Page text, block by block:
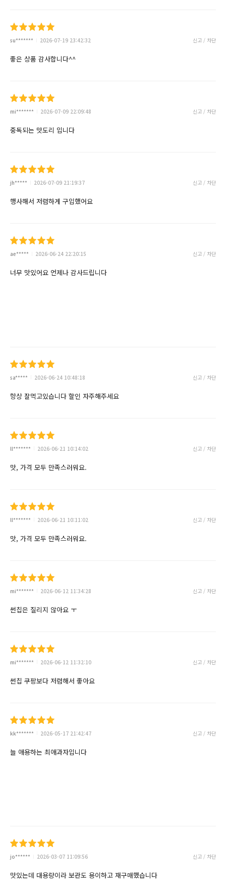
su******* 2026-07-19 23:42:32 신고 / 차단
좋은 상품 감사합니다^^
mi******* 2026-07-09 22:09:48 신고 / 차단
중독되는 맛도리 입니다
jh***** 2026-07-09 21:19:37 신고 / 차단
행사해서 저렴하게 구입했어요
ae***** 2026-06-24 22:20:15 신고 / 차단
너무 맛있어요 언제나 감사드립니다
sa***** 2026-06-24 10:48:18 신고 / 차단
항상 잘먹고있습니다 할인 자주해주세요
ll******* 2026-06-21 10:14:02 신고 / 차단
맛, 가격 모두 만족스러워요.
ll******* 2026-06-21 10:11:02 신고 / 차단
맛, 가격 모두 만족스러워요.
mi******* 2026-06-12 11:34:28 신고 / 차단
썬칩은 질리지 않아요 ㅜ
mi******* 2026-06-12 11:32:10 신고 / 차단
썬칩 쿠팡보다 저렴해서 좋아요
kk******* 2026-05-17 21:42:47 신고 / 차단
늘 애용하는 최애과자입니다
jo****** 2026-03-07 11:09:56 신고 / 차단
맛있는데 대용량이라 보관도 용이하고 재구매했습니다